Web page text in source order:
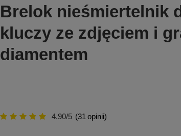
Brelok nieśmiertelnik
kluczy ze zdjęciem i
diamentem
4.90/5 (31 opinii)